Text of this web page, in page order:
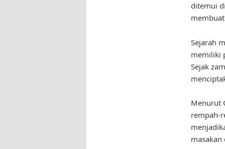
ditemui
Sejarah
memiliki
Sejak
Menurut
rempah-
masakan